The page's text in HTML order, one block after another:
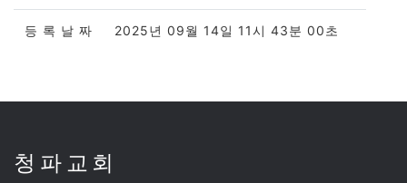
등 록 날 짜 2025년 09월 14일 11시 43분 00초
청파교회